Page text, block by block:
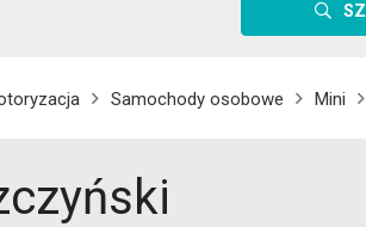
Samochody osobowe Mini